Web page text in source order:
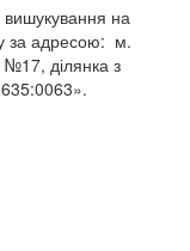
вишукування на
за адресою: м.
№17, ділянка з